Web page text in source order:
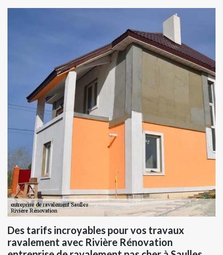
Des tarifs incroyables pour vos travaux
ravalement avec Rivière Rénovation